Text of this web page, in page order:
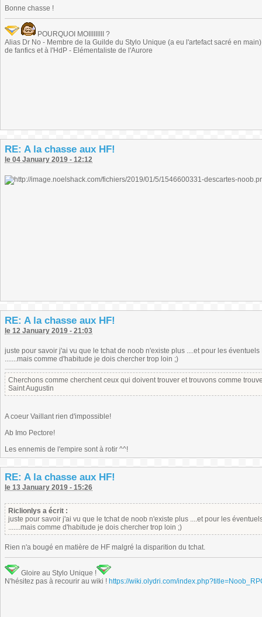
Bonne chasse !
POURQUOI MOIIIIIIIII ?
Alias Dr No - Membre de la Guilde du Stylo Unique (a eu l'artefact sacré en
de fanfics et à l'HdP - Elémentaliste de l'Aurore
RE: A la chasse aux HF!
le 04 January 2019 - 12:12
RE: A la chasse aux HF!
le 12 January 2019 - 21:03
juste pour savoir j'ai vu que le tchat de noob n'existe plus ....et pour les
.......mais comme d'habitude je dois chercher trop loin ;)
Cherchons comme cherchent ceux qui doivent trouver et trouvons comme
Saint Augustin
A coeur Vaillant rien d'impossible!
Ab Imo Pectore!
Les ennemis de l'empire sont à rotir ^^!
RE: A la chasse aux HF!
le 13 January 2019 - 15:26
Riclionlys a écrit :
juste pour savoir j'ai vu que le tchat de noob n'existe plus ....et pour les
.......mais comme d'habitude je dois chercher trop loin ;)
Rien n'a bougé en matière de HF malgré la disparition du tchat.
Gloire au Stylo Unique !
N'hésitez pas à recourir au wiki ! https://wiki.olydri.com/